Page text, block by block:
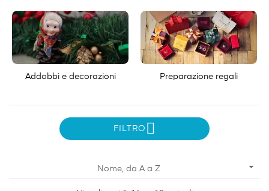
Addobbi e decorazioni Preparazione regali
FILTRO
Nome, da A a Z 